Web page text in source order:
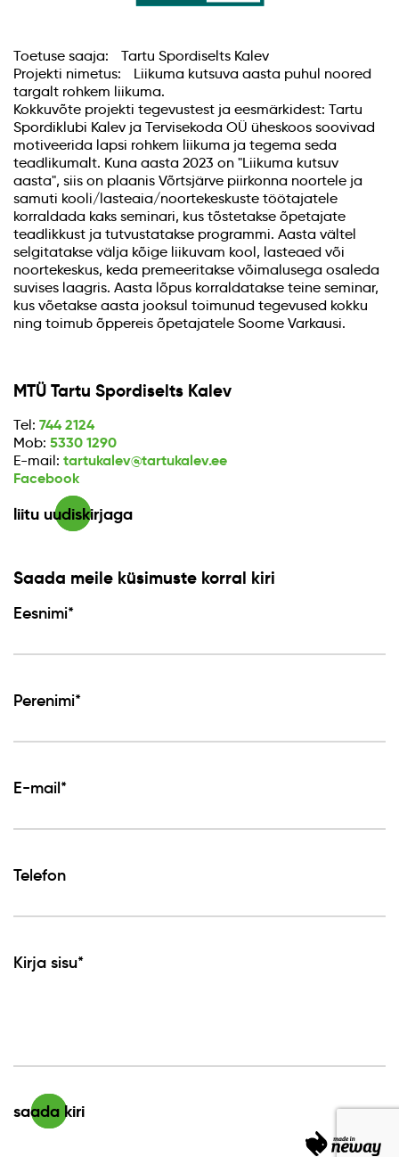
Toetuse saaja: Tartu Spordiselts Kalev
Projekti nimetus: Liikuma kutsuva aasta puhul noored
targalt rohkem liikuma.
Kokkuvõte projekti tegevustest ja eesmärkidest: Tartu
Spordiklubi Kalev ja Tervisekoda OÜ üheskoos soovivad
motiveerida lapsi rohkem liikuma ja tegema seda
teadlikumalt. Kuna aasta 2023 on "Liikuma kutsuv
aasta", siis on plaanis Võrtsjärve piirkonna noortele ja
samuti kooli/lasteaia/noortekeskuste töötajatele
korraldada kaks seminari, kus tõstetakse õpetajate
teadlikkust ja tutvustatakse programmi. Aasta vältel
selgitatakse välja kõige liikuvam kool, lasteaed või
noortekeskus, keda premeeritakse võimalusega osaleda
suvises laagris. Aasta lõpus korraldatakse teine seminar,
kus võetakse aasta jooksul toimunud tegevused kokku
ning toimub õppereis õpetajatele Soome Varkausi.
MTÜ Tartu Spordiselts Kalev
Tel: 744 2124
Mob: 5330 1290
E-mail: tartukalev@tartukalev.ee
Facebook
liitu uudiskirjaga
Saada meile küsimuste korral kiri
Eesnimi*
Perenimi*
E-mail*
Telefon
Kirja sisu*